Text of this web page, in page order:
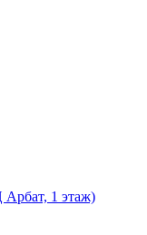
1 этаж)